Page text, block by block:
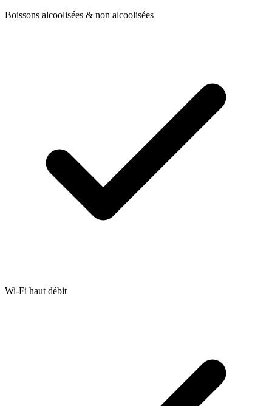
Boissons alcoolisées & non alcoolisées
Wi-Fi haut débit